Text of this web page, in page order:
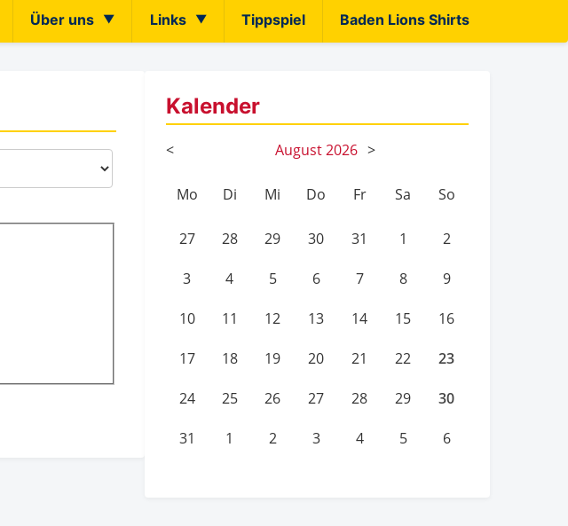
Über uns Links Tippspiel Baden Lions Shirts
Kalender
< August2026 >
Mo Di Mi Do Fr Sa So
27 28 29 30 31 1 2
3 4 5 6 7 8 9
10 11 12 13 14 15 16
17 18 19 20 21 22 23
24 25 26 27 28 29 30
31 1 2 3 4 5 6